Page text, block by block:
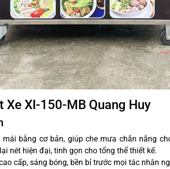
XI-150-MB Quang Huy
mái bằng cơ bản, giúp che mưa chắn nắng
nét hiện đại, tinh gọn cho tổng thể thiết kế.
cấp, sáng bóng, bền bỉ trước mọi tác nhân